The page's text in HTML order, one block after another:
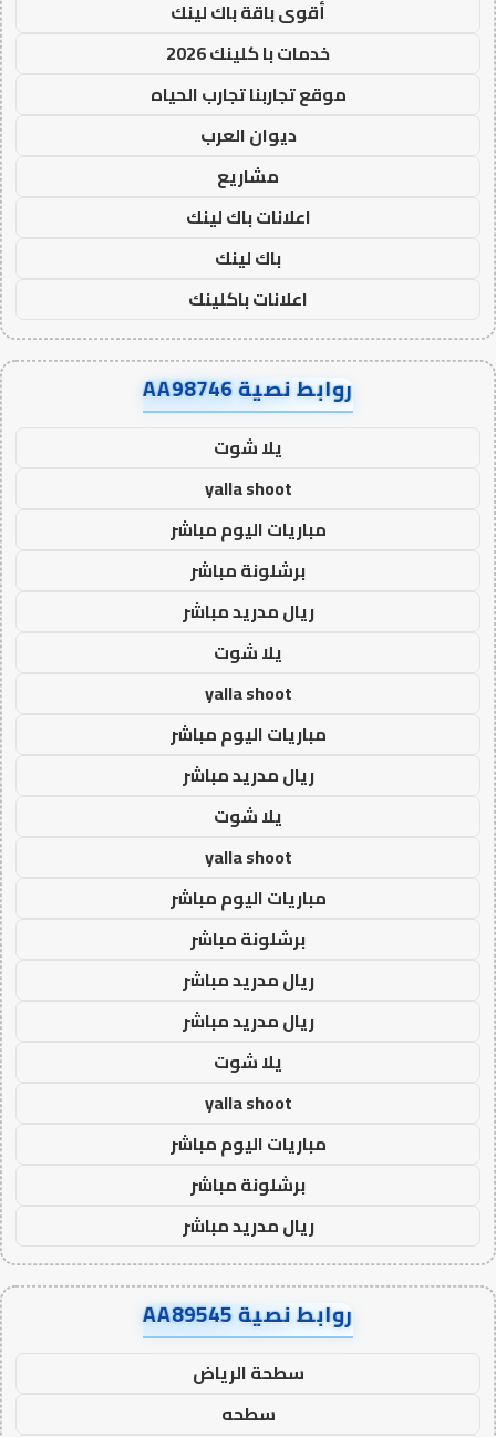
أقوى باقة باك لينك
خدمات با كلينك 2026
موقع تجاربنا تجارب الحياه
ديوان العرب
مشاريع
اعلانات باك لينك
باك لينك
اعلانات باكلينك
روابط نصية AA98746
يلا شوت
yalla shoot
مباريات اليوم مباشر
برشلونة مباشر
ريال مدريد مباشر
يلا شوت
yalla shoot
مباريات اليوم مباشر
ريال مدريد مباشر
يلا شوت
yalla shoot
مباريات اليوم مباشر
برشلونة مباشر
ريال مدريد مباشر
ريال مدريد مباشر
يلا شوت
yalla shoot
مباريات اليوم مباشر
برشلونة مباشر
ريال مدريد مباشر
روابط نصية AA89545
سطحة الرياض
سطحه